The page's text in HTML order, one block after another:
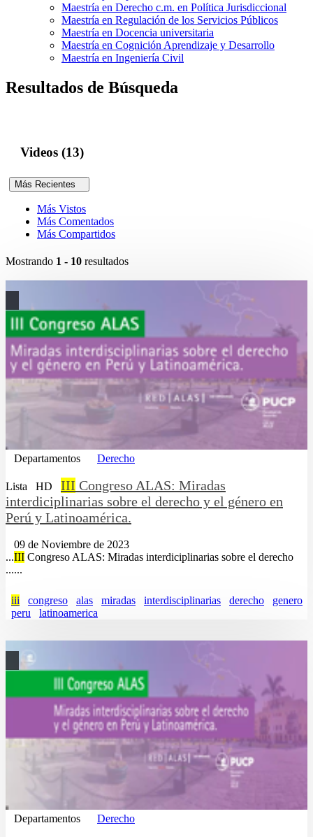
Maestría en Derecho c.m. en Política Jurisdiccional
Maestría en Regulación de los Servicios Públicos
Maestría en Docencia universitaria
Maestría en Cognición Aprendizaje y Desarrollo
Maestría en Ingeniería Civil
Resultados de Búsqueda
Videos (13)
Más Recientes
Más Vistos
Más Comentados
Más Compartidos
Mostrando 1 - 10 resultados
Departamentos Derecho
Lista HD III Congreso ALAS: Miradas
interdiciplinarias sobre el derecho y el género en
Perú y Latinoamérica.
09 de Noviembre de 2023
...III Congreso ALAS: Miradas interdiciplinarias sobre el derecho
......
iii congreso alas miradas interdisciplinarias derecho
genero
peru
latinoamerica
Departamentos Derecho